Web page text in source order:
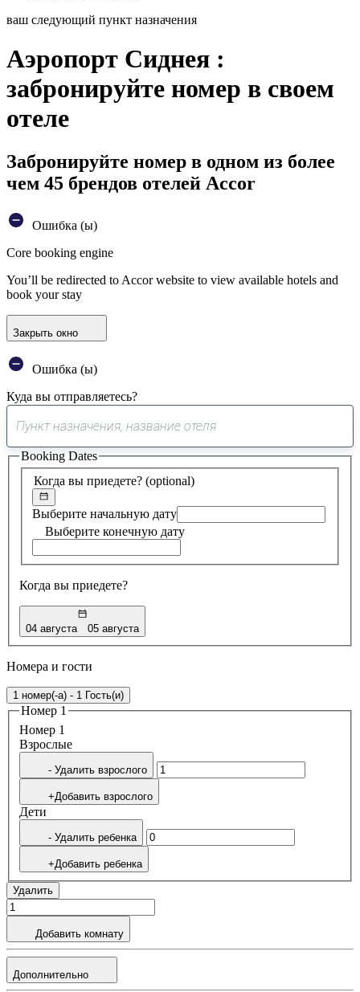
ваш следующий пункт назначения
Аэропорт Сиднея :
забронируйте номер в своем
отеле
Забронируйте номер в одном из более
чем 45 брендов отелей Accor
Ошибка (ы)
Core booking engine
You’ll be redirected to Accor website to view available hotels and
book your stay
Закрыть окно
Ошибка (ы)
Куда вы отправляетесь?
0
предложение
найдено
Когда вы приедете? (optional)
Выберите начальную дату
Выберите конечную дату
Когда вы приедете?
04 августа 05 августа
Booking Dates
Номера и гости
1 номер(-а) - 1 Гость(и)
Номер 1
Номер 1
Bзрослые
- Удалить взрослого
+Добавить взрослого
Дети
- Удалить ребенка
+Добавить ребенка
Удалить
Добавить комнату
Дополнительно